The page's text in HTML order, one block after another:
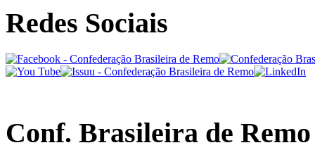
Redes Sociais
Conf. Brasileira de Remo